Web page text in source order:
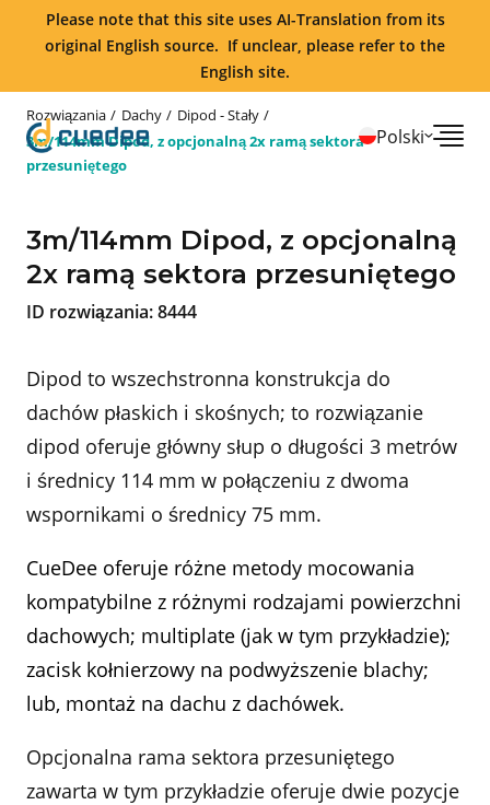
Please note that this site uses AI-Translation from its
original English source. If unclear, please refer to the
English site.
Polski
Rozwiązania Dachy
Dipod - Stały
3m/114mm Dipod, z opcjonalną 2x ramą sektora
przesuniętego
3m/114mm Dipod, z opcjonalną
2x ramą sektora przesuniętego
ID rozwiązania:8444
Dipod to wszechstronna konstrukcja do
dachów płaskich i skośnych; to rozwiązanie
dipod oferuje główny słup o długości 3 metrów
i średnicy 114 mm w połączeniu z dwoma
wspornikami o średnicy 75 mm.
CueDee oferuje różne metody mocowania
kompatybilne z różnymi rodzajami powierzchni
dachowych; multiplate (jak w tym przykładzie);
zacisk kołnierzowy na podwyższenie blachy;
lub, montaż na dachu z dachówek.
Opcjonalna rama sektora przesuniętego
zawarta w tym przykładzie oferuje dwie pozycje